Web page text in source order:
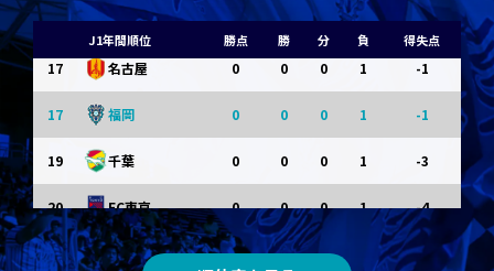
J1年間順位 勝点 勝 分 負 得失点
14 岡山 0 0 0 1 -1
17 名古屋 0 0 0 1 -1
17 福岡 0 0 0 1 -1
19 千葉 0 0 0 1 -3
20 FC東京 0 0 0 1 -4